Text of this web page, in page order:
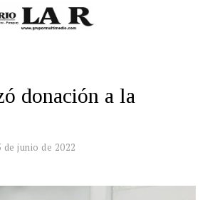
donación a la
de junio de 2022